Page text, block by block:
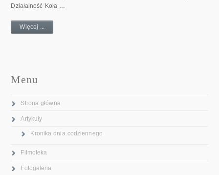
Działalność Koła …
Więcej ...
Menu
Strona główna
Artykuły
Kronika dnia codziennego
Filmoteka
Fotogaleria